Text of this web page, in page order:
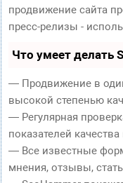
продвижение сайта
пресс-релизы -
Что умеет делать
— Продвижение в
высокой степенью
— Регулярная
показателей качества
— Все известные
мнения, отзывы,